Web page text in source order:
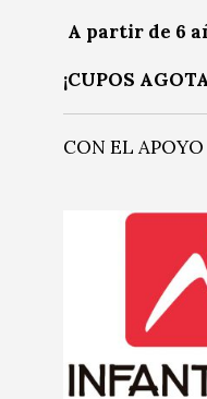
A partir de 6
¡CUPOS
CON EL